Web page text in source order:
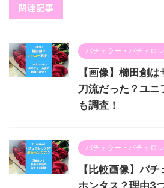
関連記事
バチェラー・バチェロ
【画像】櫛田創
刀流だった？ユ
も調査！
バチェラー・バチェロ
【比較画像】バ
ホンタス？理由3